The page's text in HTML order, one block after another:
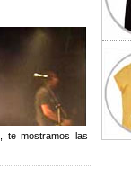
te mostramos las